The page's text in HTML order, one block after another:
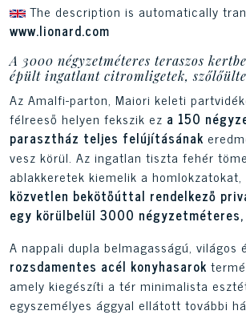
The description is automatically
www.lionard.com
A 3000 négyzetméteres teraszos
épült ingatlant citromligetek,
Az Amalfi-parton, Maiori keleti
félreeső helyen fekszik ez a 150
parasztház teljes felújításának
vesz körül. Az ingatlan tiszta fehér
ablakkeretek kiemelik a
közvetlen bekötőúttal rendelkező
egy körülbelül 3000
A nappali dupla belmagasságú,
rozsdamentes acél konyhasarok
amely kiegészíti a tér minimalista
egyszemélyes ággyal ellátott további